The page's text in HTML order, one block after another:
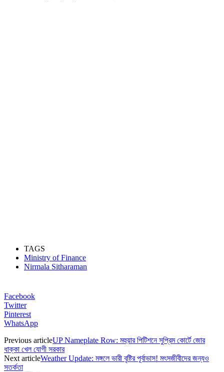
TAGS
Ministry of Finance
Nirmala Sitharaman
Facebook
Twitter
Pinterest
WhatsApp
Previous articleUP Nameplate Row: মহুয়ার পিটিশনে সুপ্রিম কোর্টে জোর
ধাক্কা খেল যোগী সরকার
Next articleWeather Update: মঙ্গলে ভারী বৃষ্টির পূর্বাভাস! মৎসজীবীদের জন্যও
সতর্কতা